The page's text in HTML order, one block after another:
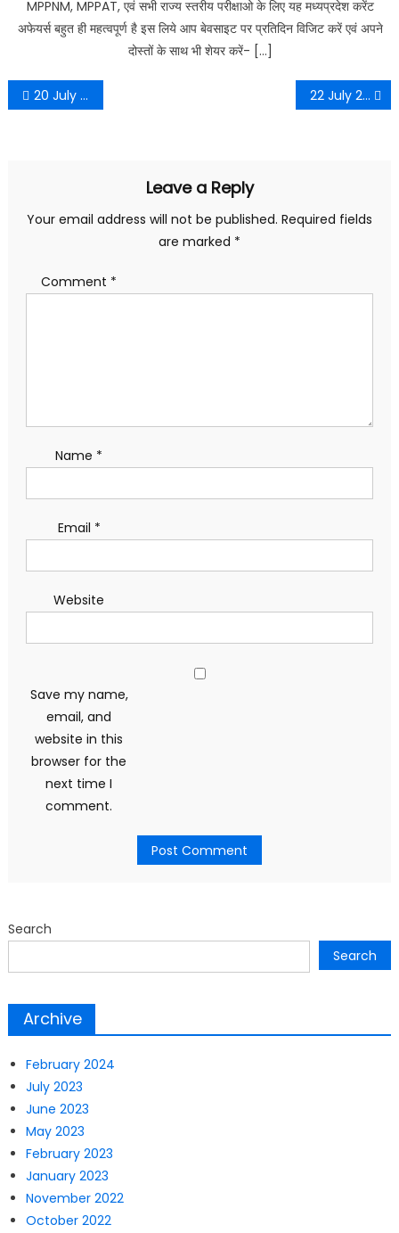
MPPNM, MPPAT, एवं सभी राज्य स्तरीय परीक्षाओ के लिए यह मध्यप्रदेश करेंट
अफेयर्स बहुत ही महत्वपूर्ण है इस लिये आप बेवसाइट पर प्रतिदिन विजिट करें एवं अपने
दोस्तों के साथ भी शेयर करें- […]
Post
20 July 2022 MP Current Affairs 22 July 2022 MP Current Affairs
Leave a Reply
Your email address will not be published. Required fields
are marked *
Comment *
Name *
Email *
Website
Save my name,
email, and
website in this
browser for the
next time I
comment.
Search
Search
Archive
February 2024
July 2023
June 2023
May 2023
February 2023
January 2023
November 2022
October 2022